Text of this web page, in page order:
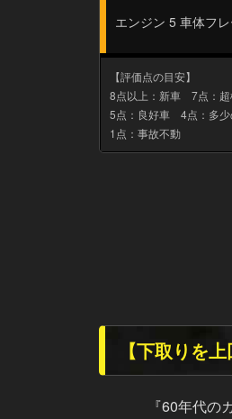
エンジン 5 車体フ
【評価点の目安】
8点以上：新車 7点：
5点：良好車 4点：多
1点：事故不動
【下取りを
『60年代